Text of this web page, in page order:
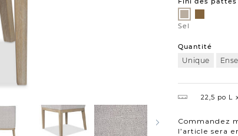
Sel
Quantité
Unique
22,5 po L
Commandez
l’article sera